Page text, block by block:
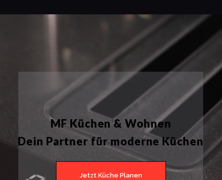
MF Küchen & Wohnen
Dein Partner für moderne Küchen
Jetzt Küche Planen